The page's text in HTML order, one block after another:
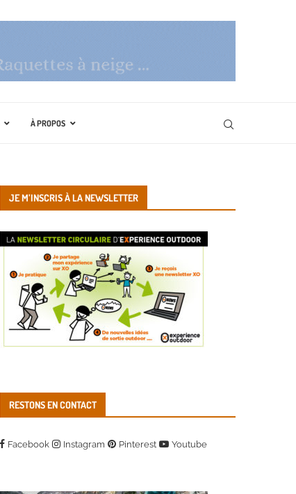
À PROPOS
JE M’INSCRIS À LA NEWSLETTER
RESTONS EN CONTACT
Facebook Instagram Pinterest Youtube